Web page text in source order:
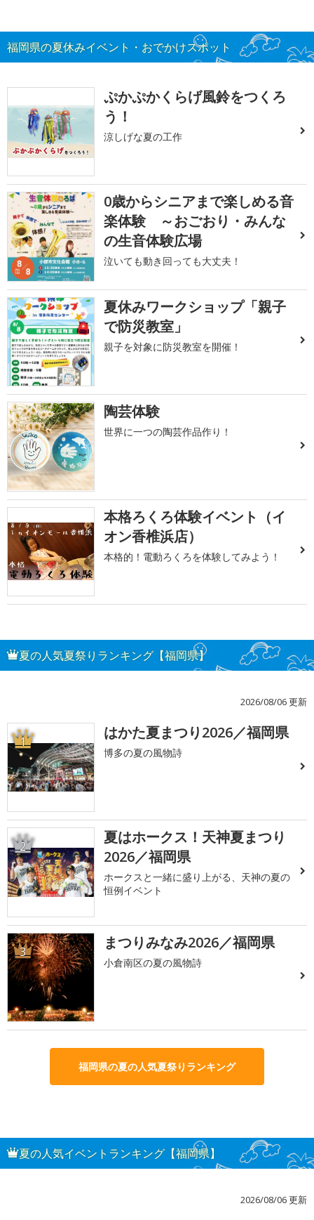
福岡県の夏休みイベント・おでかけスポット
ぷかぷかくらげ風鈴をつくろ
う！
涼しげな夏の工作
0歳からシニアまで楽しめる音
楽体験 ～おごおり・みんな
の生音体験広場
泣いても動き回っても大丈夫！
夏休みワークショップ「親子
で防災教室」
親子を対象に防災教室を開催！
陶芸体験
世界に一つの陶芸作品作り！
本格ろくろ体験イベント（イ
オン香椎浜店）
本格的！電動ろくろを体験してみよう！
夏の人気夏祭りランキング【福岡県】
2026/08/06 更新
1 はかた夏まつり2026／福岡県
博多の夏の風物詩
2
夏はホークス！天神夏まつり
2026／福岡県
ホークスと一緒に盛り上がる、天神の夏の
恒例イベント
3 まつりみなみ2026／福岡県
小倉南区の夏の風物詩
福岡県の夏の人気夏祭りランキング
夏の人気イベントランキング【福岡県】
2026/08/06 更新